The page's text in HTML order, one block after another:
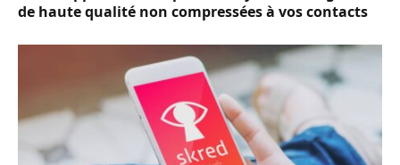
de haute qualité non compressées à vos contacts